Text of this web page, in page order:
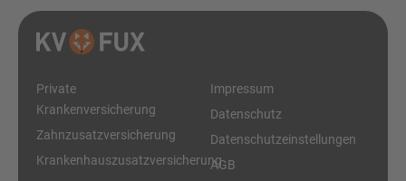
KVpro.de GmbH
Private
Krankenversicherung
Zahnzusatzversicherung
Krankenhauszusatzversicherung
Impressum
Datenschutz
Datenschutzeinstellungen
AGB